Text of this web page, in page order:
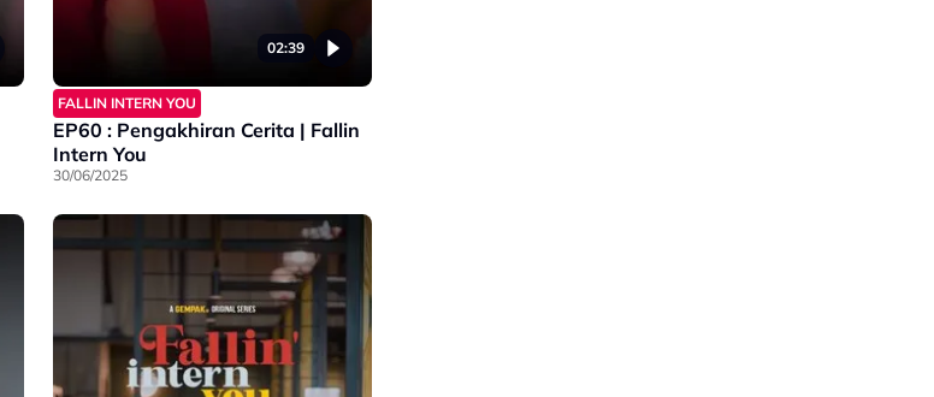
02:39
FALLIN INTERN YOU
EP60 : Pengakhiran Cerita | Fallin
Intern You
30/06/2025